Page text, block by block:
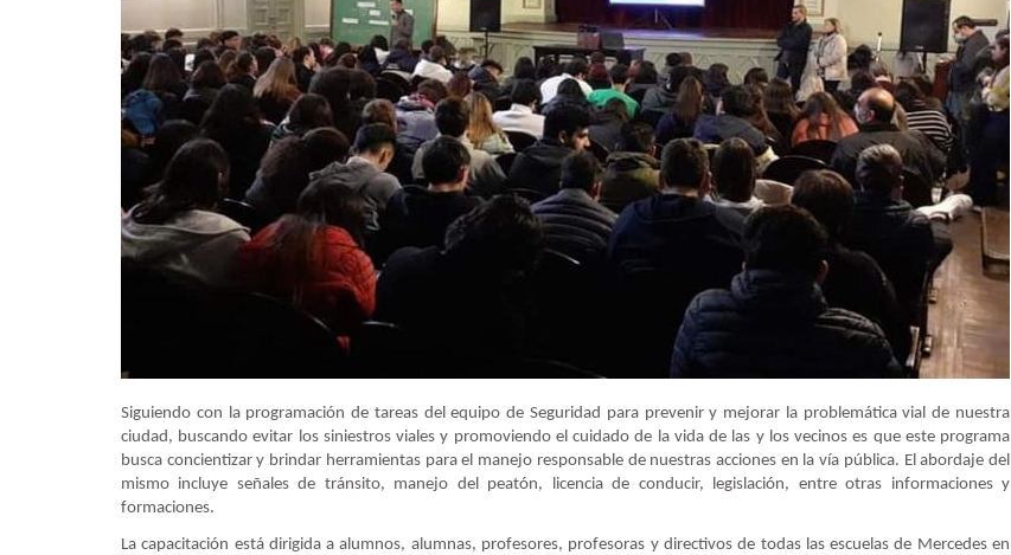
Siguiendo con la programación de tareas del equipo de Seguridad para prevenir y mejorar la problemática vial de nuestra
ciudad, buscando evitar los siniestros viales y promoviendo el cuidado de la vida de las y los vecinos es que este programa
busca concientizar y brindar herramientas para el manejo responsable de nuestras acciones en la vía pública. El abordaje del
mismo incluye señales de tránsito, manejo del peatón, licencia de conducir, legislación, entre otras informaciones y
formaciones.
La capacitación está dirigida a alumnos, alumnas, profesores, profesoras y directivos de todas las escuelas de Mercedes en